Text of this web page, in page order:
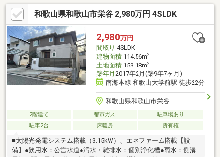
応・女性スタッフ対応も可能♪詳細資料のご請求・物件見学のご依
頼はお気軽に「お電話」または「資料請求ボタン」からお問い合
わせください！【住宅ローン相談会開催中】初めてでご不安な
方、各借入限度額を知りたい方資金・支払い計画を立てたい方、
住み替えをお考えの方無料相談受付中です♪お気軽にお電話くださ
い！
和歌山県和歌山市栄谷 2,980万円 4SLDK
2,980万円
間取り 4SLDK
建物面積114.56m2
土地面積153.18m2
築年月 2017年2月(築9年7ヶ月)
南海本線 和歌山大学前駅 徒歩22分
和歌山県和歌山市栄谷
2階建て 都市ガス
駐車場あり
駐車2台
床暖房 所有権
■太陽光発電システム搭載（3.15kW）、エネファーム搭載【設
備】●飲用水：公営水道●汚水・雑排水：個別浄化槽●雨水：側溝●